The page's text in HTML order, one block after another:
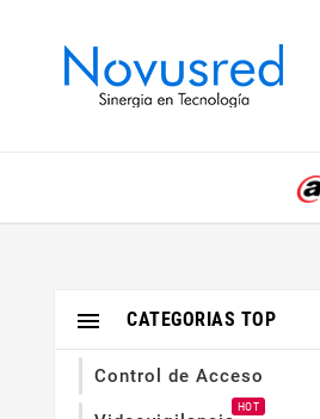
CATEGORIAS TOP

Control de Acceso
HOT